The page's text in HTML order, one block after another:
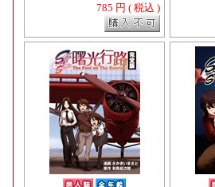
785 円 ( 税込 )